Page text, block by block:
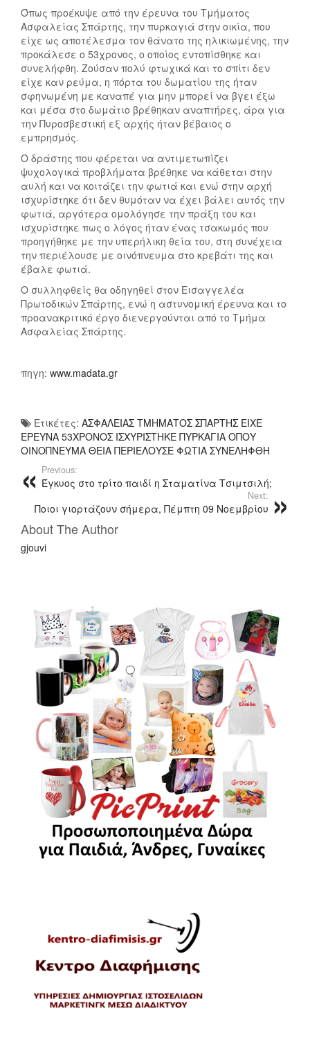
Όπως προέκυψε από την έρευνα του Τμήματος
Ασφαλείας Σπάρτης, την πυρκαγιά στην οικία, που
είχε ως αποτέλεσμα τον θάνατο της ηλικιωμένης, την
προκάλεσε ο 53χρονος, ο οποίος εντοπίσθηκε και
συνελήφθη. Ζούσαν πολύ φτωχικά και το σπίτι δεν
είχε καν ρεύμα, η πόρτα του δωματίου της ήταν
σφηνωμένη με καναπέ για μην μπορεί να βγει έξω
και μέσα στο δωμάτιο βρέθηκαν αναπτήρες, άρα για
την Πυροσβεστική εξ αρχής ήταν βέβαιος ο
εμπρησμός.
Ο δράστης που φέρεται να αντιμετωπίζει
ψυχολογικά προβλήματα βρέθηκε να κάθεται στην
αυλή και να κοιτάζει την φωτιά και ενώ στην αρχή
ισχυρίστηκε ότι δεν θυμόταν να έχει βάλει αυτός την
φωτιά, αργότερα ομολόγησε την πράξη του και
ισχυρίστηκε πως ο λόγος ήταν ένας τσακωμός που
προηγήθηκε με την υπερήλικη θεία του, στη συνέχεια
την περιέλουσε με οινόπνευμα στο κρεβάτι της και
έβαλε φωτιά.
Ο συλληφθείς θα οδηγηθεί στον Εισαγγελέα
Πρωτοδικών Σπάρτης, ενώ η αστυνομική έρευνα και το
προανακριτικό έργο διενεργούνται από το Τμήμα
Ασφαλείας Σπάρτης.
πηγη: www.madata.gr
Ετικέτες: ΑΣΦΑΛΕΙΑΣ ΤΜΗΜΑΤΟΣ ΣΠΑΡΤΗΣ ΕΙΧΕ
ΕΡΕΥΝΑ 53ΧΡΟΝΟΣ ΙΣΧΥΡΙΣΤΗΚΕ ΠΥΡΚΑΓΙΑ ΟΠΟΥ
ΟΙΝΟΠΝΕΥΜΑ ΘΕΙΑ ΠΕΡΙΕΛΟΥΣΕ ΦΩΤΙΑ ΣΥΝΕΛΗΦΘΗ
Previous:
Έγκυος στο τρίτο παιδί η Σταματίνα Τσιμτσιλή;
Next:
Ποιοι γιορτάζουν σήμερα, Πέμπτη 09 Νοεμβρίου
About The Author
gjouvi